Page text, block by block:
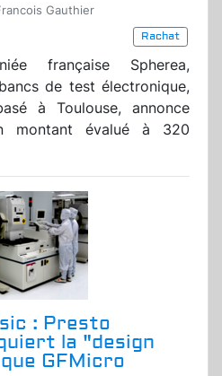
Gauthier
Rachat
française Spherea,
de test électronique,
à Toulouse, annonce
montant évalué à 320
: Presto
la "design
GFMicro